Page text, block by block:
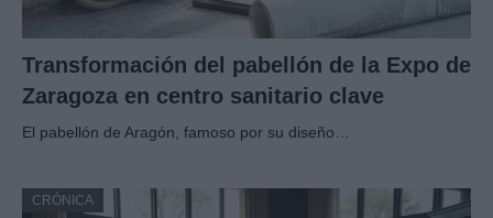
Transformación del pabellón de la Expo de
Zaragoza en centro sanitario clave
El pabellón de Aragón, famoso por su diseño…
CRÓNICA